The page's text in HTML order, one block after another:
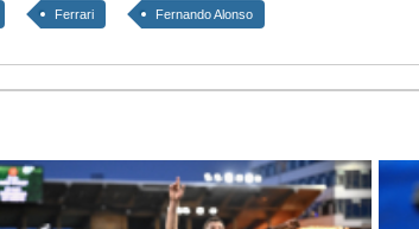
Ferrari Fernando Alonso